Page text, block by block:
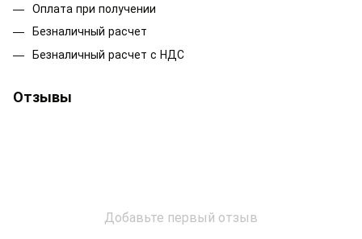
Оплата при получении
Безналичный расчет
Безналичный расчет с НДС
Отзывы
Добавьте первый отзыв